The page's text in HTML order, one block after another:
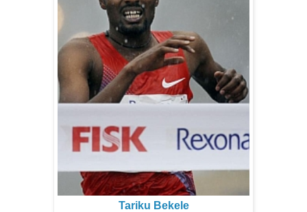
Tariku Bekele